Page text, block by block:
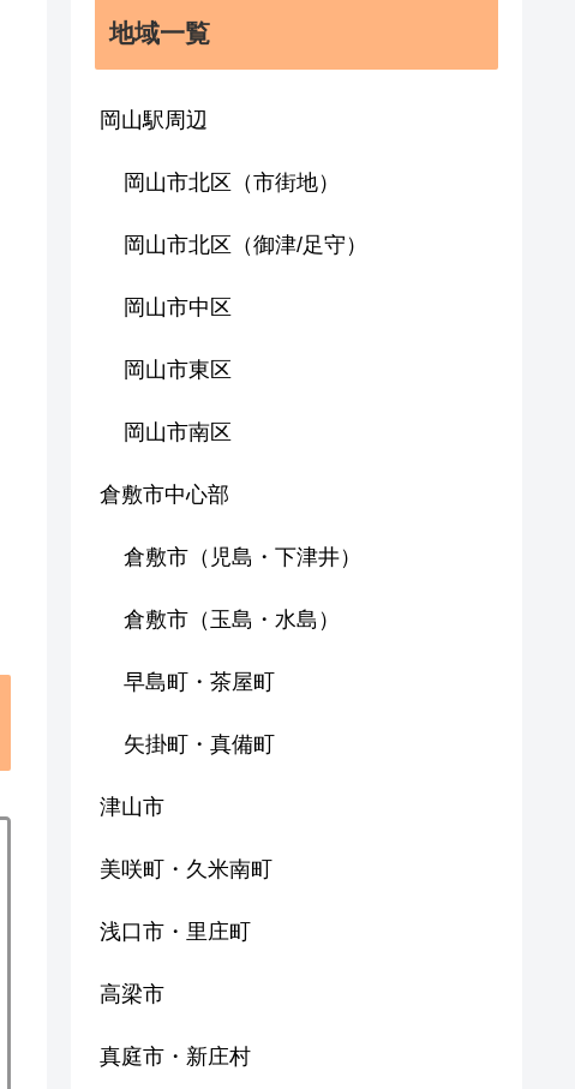
地域一覧
岡山駅周辺
岡山市北区（市街地）
岡山市北区（御津/足守）
岡山市中区
岡山市東区
岡山市南区
倉敷市中心部
倉敷市（児島・下津井）
倉敷市（玉島・水島）
早島町・茶屋町
矢掛町・真備町
津山市
美咲町・久米南町
浅口市・里庄町
高梁市
真庭市・新庄村